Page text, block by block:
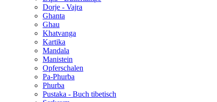
Dorje - Vajra
Ghanta
Ghau
Khatvanga
Kartika
Mandala
Manistein
Opferschalen
Pa-Phurba
Phurba
Pustaka - Buch tibetisch